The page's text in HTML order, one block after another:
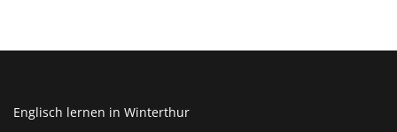
Englisch lernen in Winterthur